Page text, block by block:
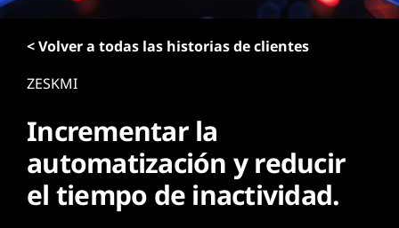
< Volver a todas las historias de clientes
ZESKMI
Incrementar la
automatización y reducir
el tiempo de inactividad.